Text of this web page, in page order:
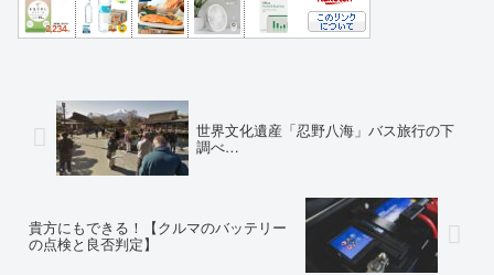
世界文化遺産「忍野八海」バス旅行の下
調べ…
貴方にもできる！【クルマのバッテリー
の点検と良否判定】